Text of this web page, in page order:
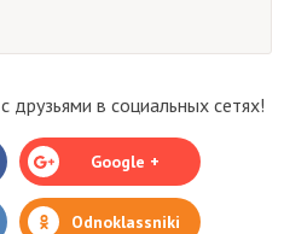
в социальных сетях!
Google +
Odnoklassniki